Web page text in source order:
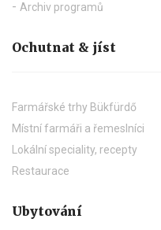
Archiv programů
Ochutnat & jíst
Farmářské trhy Bükfürdő
Místní farmáři a řemeslníci
Lokální speciality, recepty
Restaurace
Ubytování